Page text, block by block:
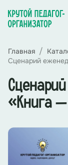
Главная
Сценарий
«Книга